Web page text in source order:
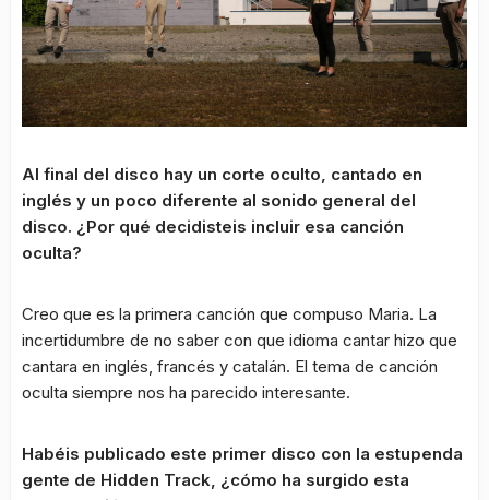
Al final del disco hay un corte oculto, cantado en
inglés y un poco diferente al sonido general del
disco. ¿Por qué decidisteis incluir esa canción
oculta?
Creo que es la primera canción que compuso Maria. La
incertidumbre de no saber con que idioma cantar hizo que
cantara en inglés, francés y catalán. El tema de canción
oculta siempre nos ha parecido interesante.
Habéis publicado este primer disco con la estupenda
gente de Hidden Track, ¿cómo ha surgido esta